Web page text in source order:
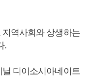
역사회와 상생하는
.
디이소시아네이트